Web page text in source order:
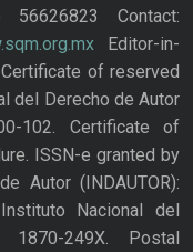
Contact:
Editor-in-
of reserved
del Derecho de Autor
102. Certificate of
ISSN-e granted by
Autor (INDAUTOR):
Nacional del
1870-249X. Postal